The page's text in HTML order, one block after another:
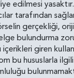
edilmesi
tarafından
gerçekliği,
bulundurma
giren
bu hususlarla